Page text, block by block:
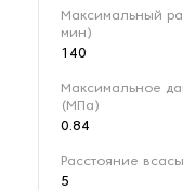
Максимальный
мин)
140
Максимальное
(МПа)
0.84
Расстояние
5